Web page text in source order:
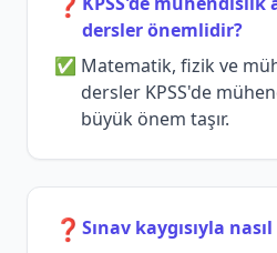
dersler önemlidir?
Matematik, fizik ve
dersler KPSS'de
büyük önem taşır.
❓ Sınav kaygısıyla